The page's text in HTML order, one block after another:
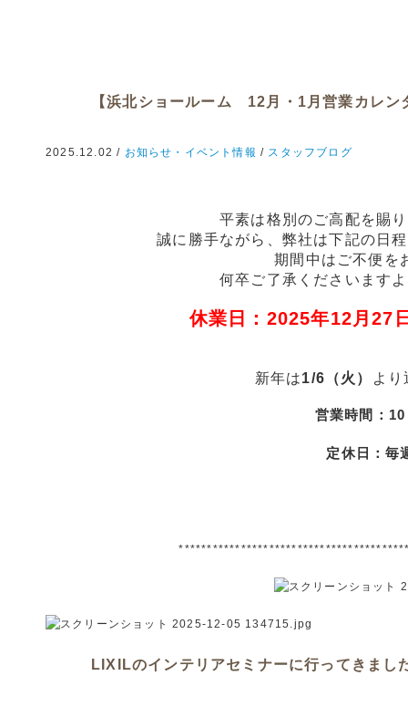
【浜北ショールーム 12月・1月営業カレ
2025.12.02 / お知らせ・イベント情報 / スタッフブログ
平素は格別のご高配を賜
誠に勝手ながら、弊社は下記の日
期間中はご不便を
何卒ご了承くださいます
休業日：2025年12月27
新年は1/6（火） よ
営業時間：
定休日：毎
LIXILのインテリアセミナーに行ってきまし